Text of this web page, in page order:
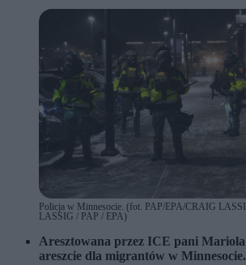
Policja w Minnesocie. (fot. PAP/EPA/CRAIG
LASSIG / PAP / EPA)
Aresztowana przez ICE pani Mariola
areszcie dla migrantów w Minnesocie.